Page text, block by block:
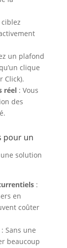
un plafond
clique
Click).
réel: Vous
des
pour un
une solution
:
en
coûter
Sans une
beaucoup